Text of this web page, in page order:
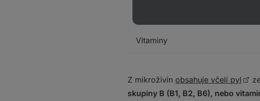
Vitaminy
Z mikroživin obsahuje včelí pyl
skupiny B (B1, B2, B6), nebo